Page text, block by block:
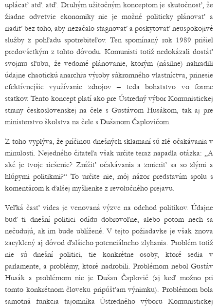
uplácať atď. atď. Druhým užitočným konceptom je skutočnosť, že
žiadne odvetvie ekonomiky nie je možné politicky plánovať a
riadiť bez toho, aby nezačalo stagnovať a poskytovať neuspokojivé
služby z pohľadu spotrebiteľov. Ten spomínaný rok 1989 prišiel
predovšetkým z tohto dôvodu. Komunisti totiž nedokázali dostáť
svojmu sľubu, že vedomé plánovanie, ktorým (násilne) nahradili
údajne chaotickú anarchiu výroby súkromného vlastníctva, prinesie
efektívnejšie využívanie zdrojov – teda bohatstvo vo forme
statkov. Tento koncept platí ako pre Ústredný výbor Komunistickej
strany československej na čele s Gustávom Husákom, tak aj pre
ministerstvo školstva na čele s Dušanom Čaplovičom.
Z toho vyplýva, že príčinou dnešných sklamaní sú zlé očakávania v
minulosti. Nejedného čitateľa však určite teraz napadla otázka: „A
aké je tvoje riešenie? Znížiť očakávania a zmieriť sa so zlými a
hlúpymi politikmi?“ To určite nie, môj názor predstavím spolu s
komentárom k ďalšej myšlienke z revolučného prejavu.
Veľká časť videa je venovaná výzve na odchod politikov. Údajne
buď ti dnešní politici odídu dobrovoľne, alebo potom nech sa
nečudujú, ak im bude ublížené. V tejto požiadavke je však znova
zacyklený aj dôvod ďalšieho potenciálneho zlyhania. Problém totiž
nie sú dnešní politici, tie konkrétne osoby, ktoré sedia v
parlamente, a problémy, ktoré nadrobili. Problémom nebol Gustáv
Husák a problémom nie je Dušan Čaplovič (aj keď možno pri
tomto konkrétnom človeku pripúšťam výnimku). Problémom bola
samotná funkcia tajomníka Ústredného výboru Komunistickej